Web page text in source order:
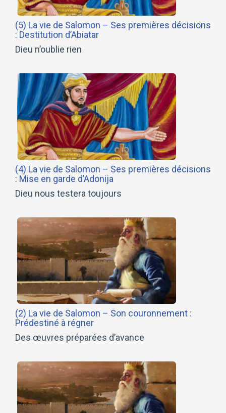
(5) La vie de Salomon – Ses premières décisions
: Destitution d’Abiatar
Dieu n’oublie rien
(4) La vie de Salomon – Ses premières décisions
: Mise en garde d’Adonija
Dieu nous testera toujours
(2) La vie de Salomon – Son couronnement :
Prédestiné à régner
Des œuvres préparées d’avance